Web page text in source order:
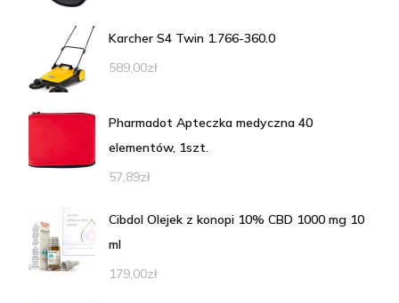
Karcher S4 Twin 1.766-360.0
589,00zł
Pharmadot Apteczka medyczna 40
elementów, 1szt.
57,89zł
Cibdol Olejek z konopi 10% CBD 1000 mg 10
ml
179,00zł